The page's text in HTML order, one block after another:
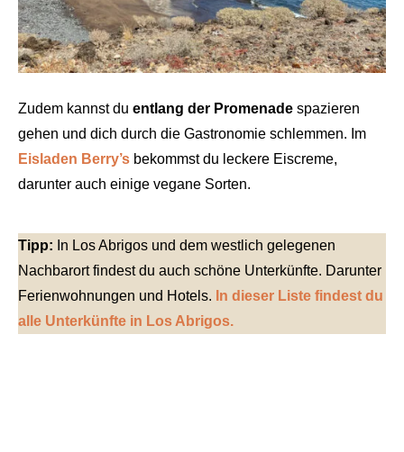
Zudem kannst du entlang der Promenade spazieren
gehen und dich durch die Gastronomie schlemmen. Im
Eisladen Berry’s bekommst du leckere Eiscreme,
darunter auch einige vegane Sorten.
Tipp: In Los Abrigos und dem westlich gelegenen
Nachbarort findest du auch schöne Unterkünfte. Darunter
Ferienwohnungen und Hotels. In dieser Liste findest du
alle Unterkünfte in Los Abrigos.